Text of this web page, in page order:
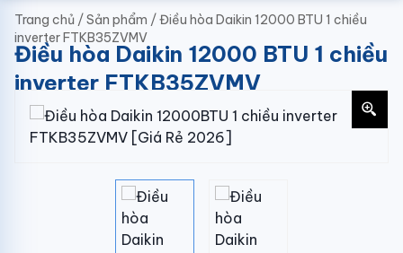
Trang chủ /Sản phẩm /Điều hòa Daikin 12000 BTU 1 chiều
inverter FTKB35ZVMV
Điều hòa Daikin 12000 BTU 1 chiều
inverter FTKB35ZVMV